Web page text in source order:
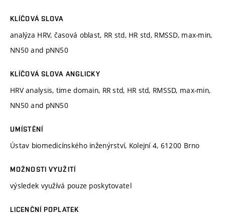
KLÍČOVÁ SLOVA
analýza HRV, časová oblast, RR std, HR std, RMSSD, max-min,
NN50 and pNN50
KLÍČOVÁ SLOVA ANGLICKY
HRV analysis, time domain, RR std, HR std, RMSSD, max-min,
NN50 and pNN50
UMÍSTĚNÍ
Ústav biomedicínského inženýrství, Kolejní 4, 61200 Brno
MOŽNOSTI VYUŽITÍ
výsledek využívá pouze poskytovatel
LICENČNÍ POPLATEK